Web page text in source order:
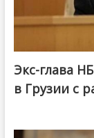
Экс-глава
в Грузии с